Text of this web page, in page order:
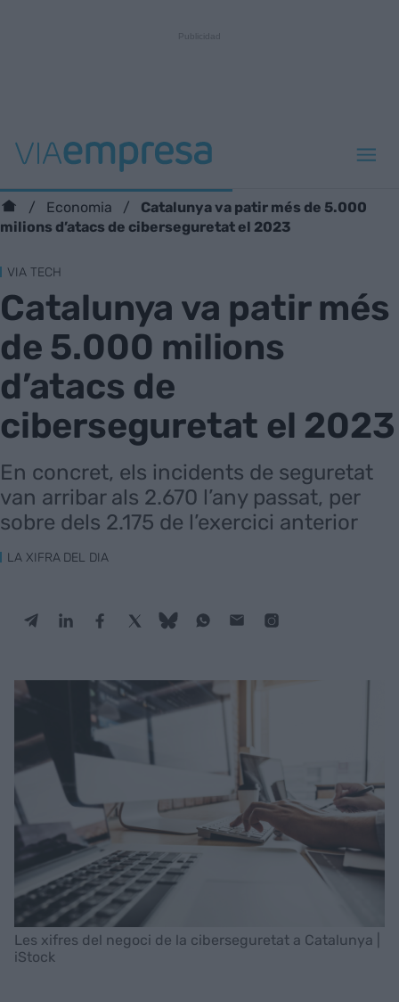
Economia
Catalunya va patir més de 5.000
milions d’atacs de ciberseguretat el 2023
VIA TECH
Catalunya va patir més
de 5.000 milions
d’atacs de
ciberseguretat el 2023
En concret, els incidents de seguretat
van arribar als 2.670 l’any passat, per
sobre dels 2.175 de l’exercici anterior
LA XIFRA DEL DIA
Les xifres del negoci de la ciberseguretat a Catalunya |
iStock